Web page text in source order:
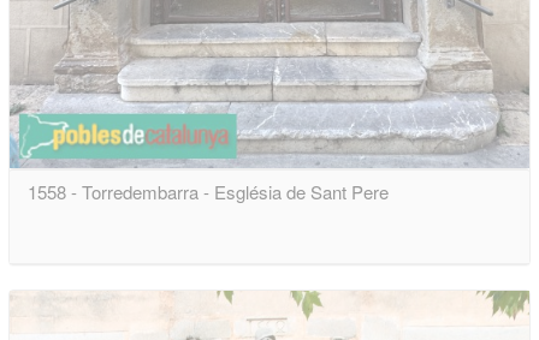
1558 - Torredembarra - Església de Sant Pere